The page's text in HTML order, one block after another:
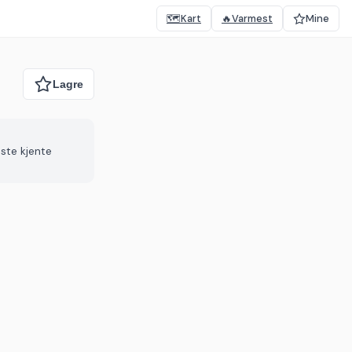
🗺️Kart 🔥Varmest Mine
kjente